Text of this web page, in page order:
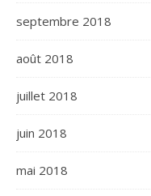
septembre 2018
août 2018
juillet 2018
juin 2018
mai 2018